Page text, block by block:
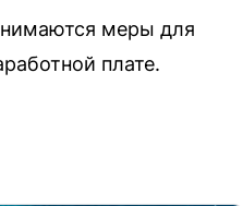
меры для
плате.